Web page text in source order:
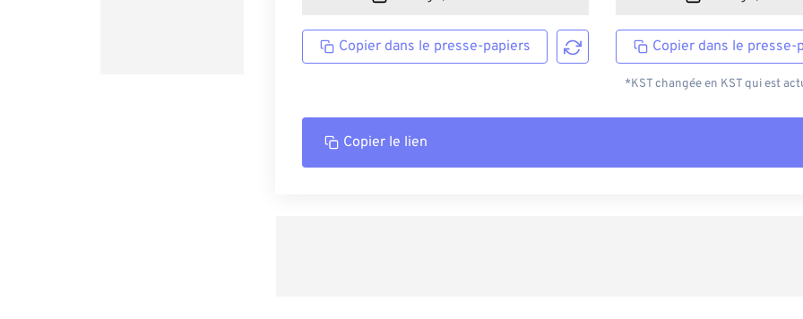
Copier dans le presse-papiers Copier dans le presse-
*KST changée en KST qui est
Copier le lien